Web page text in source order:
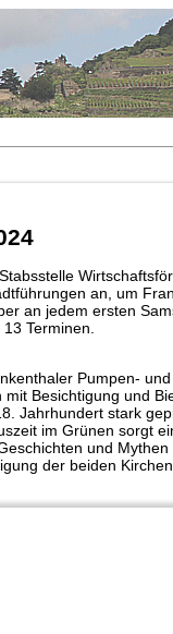
an, um
an jedem ersten
Terminen.
Pumpen-
Besichtigung und
Jahrhundert stark
im Grünen sorgt
und
der beiden